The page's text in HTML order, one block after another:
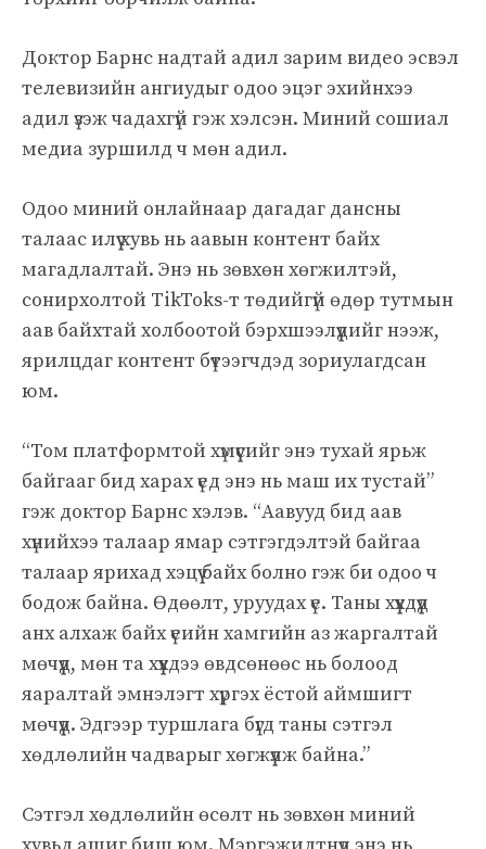
Доктор Барнс надтай адил зарим видео эсвэл
телевизийн ангиудыг одоо эцэг эхийнхээ
адил үзэж чадахгүй гэж хэлсэн. Миний сошиал
медиа зуршилд ч мөн адил.
Одоо миний онлайнаар дагадаг дансны
талаас илүү хувь нь аавын контент байх
магадлалтай. Энэ нь зөвхөн хөгжилтэй,
сонирхолтой TikToks-т төдийгүй өдөр тутмын
аав байхтай холбоотой бэрхшээлүүдийг нээж,
ярилцдаг контент бүтээгчдэд зориулагдсан
юм.
“Том платформтой хүмүүсийг энэ тухай ярьж
байгааг бид харах үед энэ нь маш их тустай”
гэж доктор Барнс хэлэв. “Аавууд бид аав
хүнийхээ талаар ямар сэтгэгдэлтэй байгаа
талаар ярихад хэцүү байх болно гэж би одоо ч
бодож байна. Өдөөлт, уруудах үе. Таны хүүхдүүд
анх алхаж байх үеийн хамгийн аз жаргалтай
мөчүүд, мөн та хүүхдээ өвдсөнөөс нь болоод
яаралтай эмнэлэгт хүргэх ёстой аймшигт
мөчүүд. Эдгээр туршлага бүгд таны сэтгэл
хөдлөлийн чадварыг хөгжүүлж байна.”
Сэтгэл хөдлөлийн өсөлт нь зөвхөн миний